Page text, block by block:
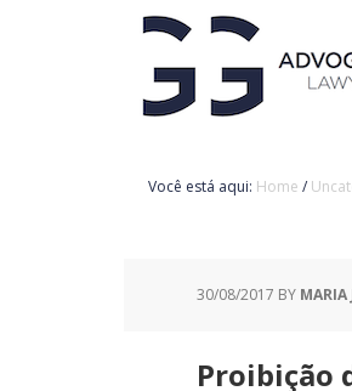
Você está aqui: Home /
30/08/2017 BY MARIA
Proibição